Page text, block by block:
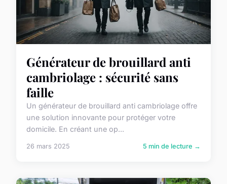
Générateur de brouillard anti
cambriolage : sécurité sans
faille
Un générateur de brouillard anti cambriolage offre
une solution innovante pour protéger votre
domicile. En créant une op...
26 mars 2025 5 min de lecture →